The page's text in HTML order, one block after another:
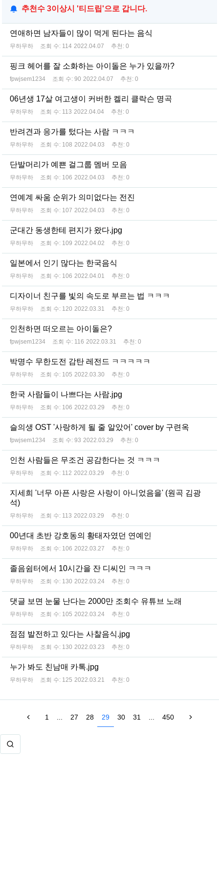
추천수 3이상시 '티드립'으로 갑니다.
연애하면 남자들이 많이 먹게 된다는 음식
무하무하 조회 수: 114 2022.04.07 추천: 0
핑크 헤어를 잘 소화하는 아이돌은 누가 있을까?
fpwjsem1234 조회 수: 90 2022.04.07 추천: 0
06년생 17살 여고생이 커버한 켈리 클락슨 명곡
무하무하 조회 수: 113 2022.04.04 추천: 0
반려견과 응가를 텄다는 사람 ㅋㅋㅋ
무하무하 조회 수: 108 2022.04.03 추천: 0
단발머리가 예쁜 걸그룹 멤버 모음
무하무하 조회 수: 106 2022.04.03 추천: 0
연예계 싸움 순위가 의미없다는 전진
무하무하 조회 수: 107 2022.04.03 추천: 0
군대간 동생한테 편지가 왔다.jpg
무하무하 조회 수: 109 2022.04.02 추천: 0
일본에서 인기 많다는 한국음식
무하무하 조회 수: 106 2022.04.01 추천: 0
디자이너 친구를 빛의 속도로 부르는 법 ㅋㅋㅋ
무하무하 조회 수: 120 2022.03.31 추천: 0
인천하면 떠오르는 아이돌은?
fpwjsem1234 조회 수: 116 2022.03.31 추천: 0
박명수 무한도전 감탄 레전드 ㅋㅋㅋㅋㅋ
무하무하 조회 수: 105 2022.03.30 추천: 0
한국 사람들이 나쁘다는 사람.jpg
무하무하 조회 수: 106 2022.03.29 추천: 0
슬의생 OST '사랑하게 될 줄 알았어' cover by 구련옥
fpwjsem1234 조회 수: 93 2022.03.29 추천: 0
인천 사람들은 무조건 공감한다는 것 ㅋㅋㅋ
무하무하 조회 수: 112 2022.03.29 추천: 0
지세희 '너무 아픈 사랑은 사랑이 아니었음을' (원곡 김광
석)
무하무하 조회 수: 113 2022.03.29 추천: 0
00년대 초반 강호동의 황태자였던 연예인
무하무하 조회 수: 106 2022.03.27 추천: 0
졸음쉼터에서 10시간을 잔 디씨인 ㅋㅋㅋ
무하무하 조회 수: 130 2022.03.24 추천: 0
댓글 보면 눈물 난다는 2000만 조회수 유튜브 노래
무하무하 조회 수: 105 2022.03.24 추천: 0
점점 발전하고 있다는 사찰음식.jpg
무하무하 조회 수: 130 2022.03.23 추천: 0
누가 봐도 친남매 카톡.jpg
무하무하 조회 수: 125 2022.03.21 추천: 0
1 27 28 29 30 31 450